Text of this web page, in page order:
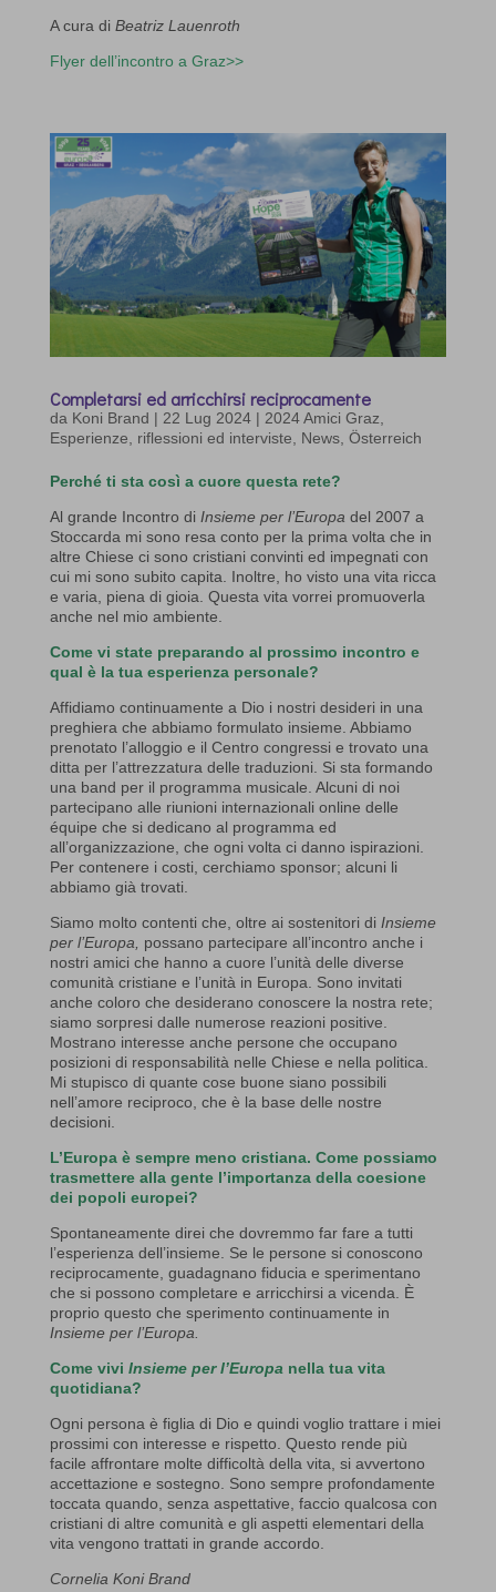
A cura di Beatriz Lauenroth
Flyer dell’incontro a Graz>>
Completarsi ed arricchirsi reciprocamente
da Koni Brand | 22 Lug 2024| 2024 Amici Graz
Esperienze, riflessioni ed interviste
News, Österreich
Perché ti sta così a cuore questa rete?
Al grande Incontro di Insieme per l’Europa del 2007 a
Stoccarda mi sono resa conto per la prima volta che in
altre Chiese ci sono cristiani convinti ed impegnati con
cui mi sono subito capita. Inoltre, ho visto una vita ricca
e varia, piena di gioia. Questa vita vorrei promuoverla
anche nel mio ambiente.
Come vi state preparando al prossimo incontro e
qual è la tua esperienza personale?
Affidiamo continuamente a Dio i nostri desideri in una
preghiera che abbiamo formulato insieme. Abbiamo
prenotato l’alloggio e il Centro congressi e trovato una
ditta per l’attrezzatura delle traduzioni. Si sta formando
una band per il programma musicale. Alcuni di noi
partecipano alle riunioni internazionali online delle
équipe che si dedicano al programma ed
all’organizzazione, che ogni volta ci danno ispirazioni.
Per contenere i costi, cerchiamo sponsor; alcuni li
abbiamo già trovati.
Siamo molto contenti che, oltre ai sostenitori di Insieme
per l’Europa,
possano partecipare all’incontro anche i
nostri amici che hanno a cuore l’unità delle diverse
comunità cristiane e l’unità in Europa. Sono invitati
anche coloro che desiderano conoscere la nostra rete;
siamo sorpresi dalle numerose reazioni positive.
Mostrano interesse anche persone che occupano
posizioni di responsabilità nelle Chiese e nella politica.
Mi stupisco di quante cose buone siano possibili
nell’amore reciproco, che è la base delle nostre
decisioni.
L’Europa è sempre meno cristiana. Come possiamo
trasmettere alla gente l’importanza della coesione
dei popoli europei?
Spontaneamente direi che dovremmo far fare a tutti
l’esperienza dell’insieme. Se le persone si conoscono
reciprocamente, guadagnano fiducia e sperimentano
che si possono completare e arricchirsi a vicenda. È
proprio questo che sperimento continuamente in
Insieme per l’Europa.
Come vivi Insieme per l’Europa nella tua vita
quotidiana?
Ogni persona è figlia di Dio e quindi voglio trattare i miei
prossimi con interesse e rispetto. Questo rende più
facile affrontare molte difficoltà della vita, si avvertono
accettazione e sostegno. Sono sempre profondamente
toccata quando, senza aspettative, faccio qualcosa con
cristiani di altre comunità e gli aspetti elementari della
vita vengono trattati in grande accordo.
Cornelia Koni Brand